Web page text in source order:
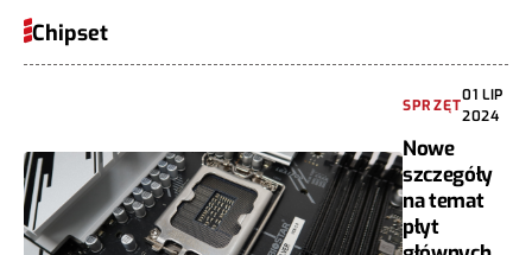
Chipset
SPRZĘT
01 LIP
2024
Nowe
szczegóły
na temat
płyt